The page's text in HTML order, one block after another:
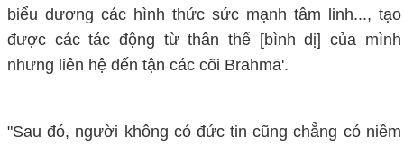
biểu dương các hình thức sức mạnh tâm linh..., tạo
được các tác động từ thân thể [bình dị] của mình
nhưng liên hệ đến tận các cõi Brahmā'.
"Sau đó, người không có đức tin cũng chẳng có niềm